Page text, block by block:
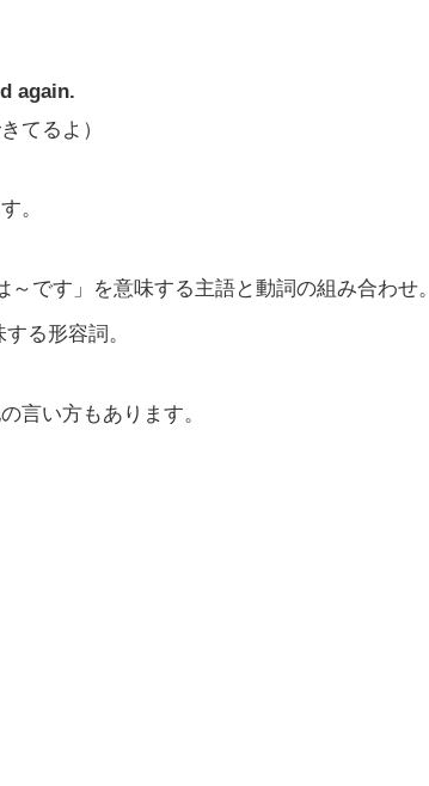
again.
てるよ）
。
です」を意味する主語と動詞の組み合わせ。
る形容詞。
言い方もあります。